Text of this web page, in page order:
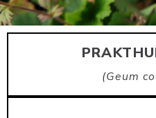
KONTAKT
Geum